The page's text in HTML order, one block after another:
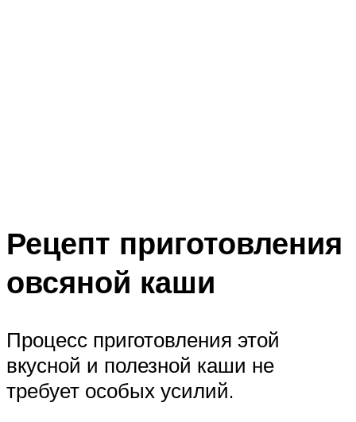
Рецепт приготовления
овсяной каши
Процесс приготовления этой
вкусной и полезной каши не
требует особых усилий.